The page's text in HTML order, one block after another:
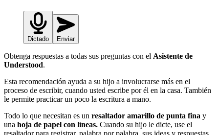
Dictado Enviar
Obtenga respuestas a todas sus preguntas con el Asistente de
Understood.
Esta recomendación ayuda a su hijo a involucrarse más en el
proceso de escribir, cuando usted escribe por él en la casa. También
le permite practicar un poco la escritura a mano.
Todo lo que necesitan es un resaltador amarillo de punta fina y
una hoja de papel con líneas. Cuando su hijo le dicte, use el
resaltador para registrar, palabra por palabra, sus ideas y respuestas.